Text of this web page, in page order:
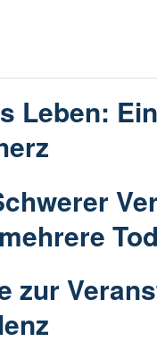
Leben:
zur